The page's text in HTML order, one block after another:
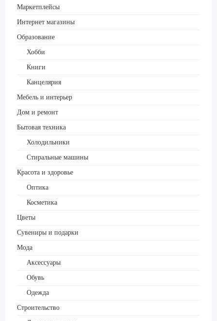
Маркетплейсы
Интернет магазины
Образование
Хобби
Книги
Канцелярия
Мебель и интерьер
Дом и ремонт
Бытовая техника
Холодильники
Стиральные машины
Красота и здоровье
Оптика
Косметика
Цветы
Сувениры и подарки
Мода
Аксессуары
Обувь
Одежда
Строительство